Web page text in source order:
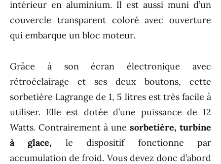
intérieur en aluminium. Il est aussi muni d’un
couvercle transparent coloré avec ouverture
qui embarque un bloc moteur.
Grâce à son écran électronique avec
rétroéclairage et ses deux boutons, cette
sorbetière Lagrange de 1, 5 litres est très facile à
utiliser. Elle est dotée d’une puissance de 12
Watts. Contrairement à une sorbetière, turbine
à glace, le dispositif fonctionne par
accumulation de froid. Vous devez donc d’abord